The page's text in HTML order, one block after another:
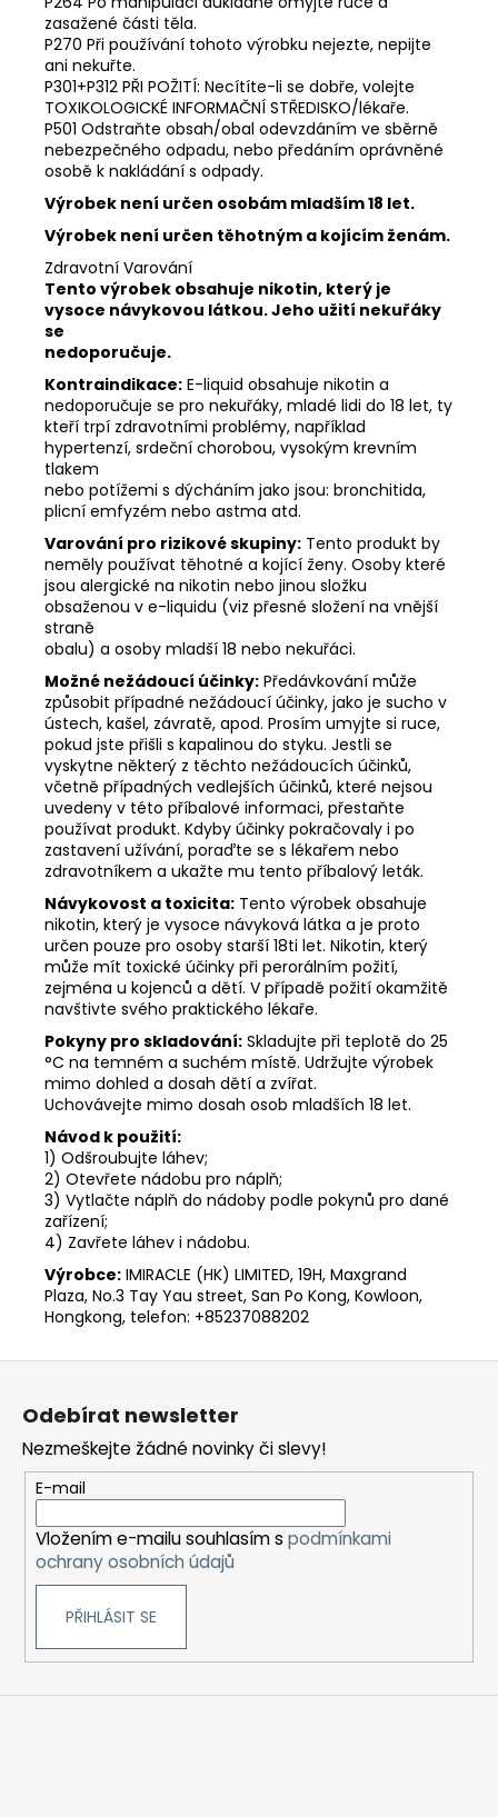
zasažené části těla.
P270 Při používání tohoto výrobku nejezte, nepijte
ani nekuřte.
P301+P312 PŘI POŽITÍ: Necítíte-li se dobře, volejte
TOXIKOLOGICKÉ INFORMAČNÍ STŘEDISKO/lékaře.
P501 Odstraňte obsah/obal odevzdáním ve sběrně
nebezpečného odpadu, nebo předáním oprávněné
osobě k nakládání s odpady.
Výrobek není určen osobám mladším 18 let.
Výrobek není určen těhotným a kojícím ženám.
Zdravotní Varování
Tento výrobek obsahuje nikotin, který je
vysoce návykovou látkou. Jeho užití nekuřáky
se
nedoporučuje.
Kontraindikace: E-liquid obsahuje nikotin a
nedoporučuje se pro nekuřáky, mladé lidi do 18 let, ty
kteří trpí zdravotními problémy, například
hypertenzí, srdeční chorobou, vysokým krevním
tlakem
nebo potížemi s dýcháním jako jsou: bronchitida,
plicní emfyzém nebo astma atd.
Varování pro rizikové skupiny: Tento produkt by
neměly používat těhotné a kojící ženy. Osoby které
jsou alergické na nikotin nebo jinou složku
obsaženou v e-liquidu (viz přesné složení na vnější
straně
obalu) a osoby mladší 18 nebo nekuřáci.
Možné nežádoucí účinky: Předávkování může
způsobit případné nežádoucí účinky, jako je sucho v
ústech, kašel, závratě, apod. Prosím umyjte si ruce,
pokud jste přišli s kapalinou do styku. Jestli se
vyskytne některý z těchto nežádoucích účinků,
včetně případných vedlejších účinků, které nejsou
uvedeny v této příbalové informaci, přestaňte
používat produkt. Kdyby účinky pokračovaly i po
zastavení užívání, poraďte se s lékařem nebo
zdravotníkem a ukažte mu tento příbalový leták.
Návykovost a toxicita: Tento výrobek obsahuje
nikotin, který je vysoce návyková látka a je proto
určen pouze pro osoby starší 18ti let. Nikotin, který
může mít toxické účinky při perorálním požití,
zejména u kojenců a dětí. V případě požití okamžitě
navštivte svého praktického lékaře.
Pokyny pro skladování: Skladujte při teplotě do 25
°C na temném a suchém místě. Udržujte výrobek
mimo dohled a dosah dětí a zvířat.
Uchovávejte mimo dosah osob mladších 18 let.
Návod k použití:
1) Odšroubujte láhev;
2) Otevřete nádobu pro náplň;
3) Vytlačte náplň do nádoby podle pokynů pro dané
zařízení;
4) Zavřete láhev i nádobu.
Výrobce: IMIRACLE (HK) LIMITED, 19H, Maxgrand
Plaza, No.3 Tay Yau street, San Po Kong, Kowloon,
Hongkong, telefon: +85237088202
Odebírat newsletter
Nezmeškejte žádné novinky či slevy!
E-mail
Vložením e-mailu souhlasím s podmínkami
ochrany osobních údajů
PŘIHLÁSIT SE